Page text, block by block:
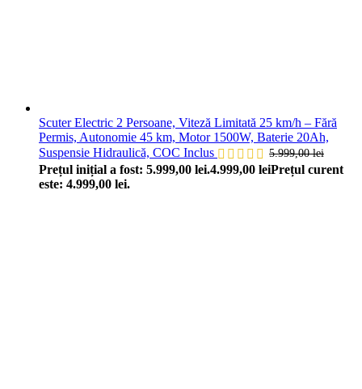
Scuter Electric 2 Persoane, Viteză Limitată 25 km/h – Fără
Permis, Autonomie 45 km, Motor 1500W, Baterie 20Ah,
Suspensie Hidraulică, COC Inclus
5.999,00lei
Prețul inițial a fost: 5.999,00 lei.4.999,00 leiPrețul curent
este: 4.999,00 lei.